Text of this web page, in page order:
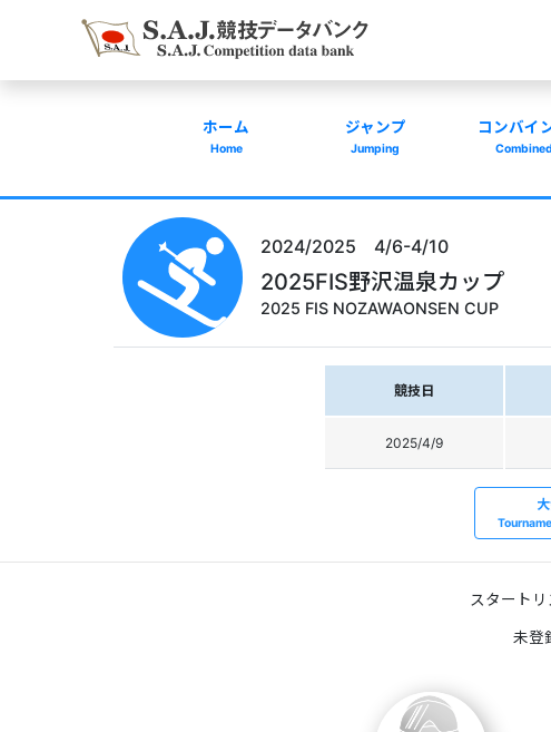
ホーム
Home
ジャンプ
Jumping
コンバイ
Combined
2024/2025 4/6-4/10
2025FIS野沢温泉カップ
2025 FIS NOZAWAONSEN CUP
競技日
2025/4/9
スタート